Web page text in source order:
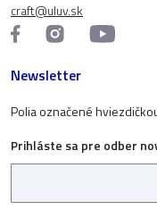
craft@uluv.sk
Newsletter
Polia označené
Prihláste sa pre odber